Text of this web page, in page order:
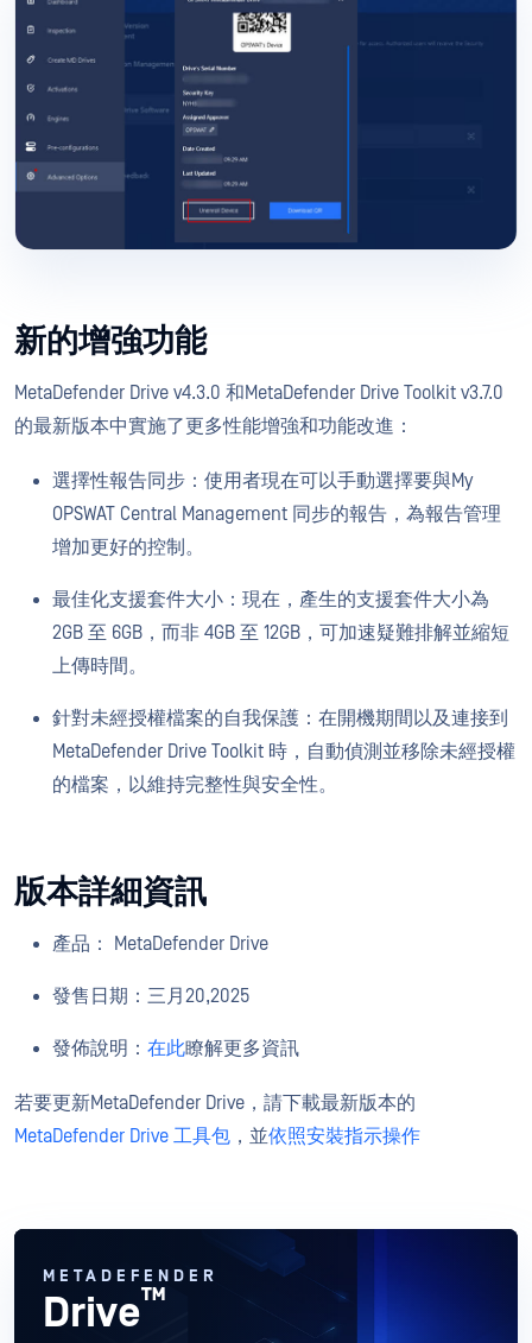
新的增強功能
MetaDefender Drive v4.3.0 和MetaDefender Drive Toolkit v3.7.0
的最新版本中實施了更多性能增強和功能改進：
選擇性報告同步：使用者現在可以手動選擇要與My
OPSWAT Central Management 同步的報告，為報告管理
增加更好的控制。
最佳化支援套件大小：現在，產生的支援套件大小為
2GB 至 6GB，而非 4GB 至 12GB，可加速疑難排解並縮短
上傳時間。
針對未經授權檔案的自我保護：在開機期間以及連接到
MetaDefender Drive Toolkit 時，自動偵測並移除未經授權
的檔案，以維持完整性與安全性。
版本詳細資訊
產品： MetaDefender Drive
發售日期：三月20,2025
發佈說明： 在此瞭解更多資訊
若要更新MetaDefender Drive，請下載最新版本的
MetaDefender Drive 工具包 ，並依照安裝指示操作
METADEFENDER
Drive™